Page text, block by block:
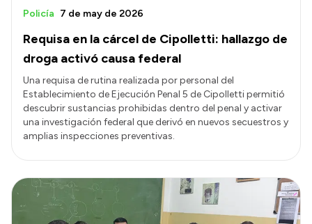
Requisa en la cárcel de Cipolletti: hallazgo de
droga activó causa federal
Policía 7 de may de 2026
Una requisa de rutina realizada por personal del
Establecimiento de Ejecución Penal 5 de Cipolletti permitió
descubrir sustancias prohibidas dentro del penal y activar
una investigación federal que derivó en nuevos secuestros y
amplias inspecciones preventivas.